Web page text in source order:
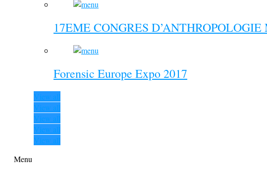
17EME CONGRES
Forensic Europe Expo 2017
View all
View all
View all
View all
View all
Menu